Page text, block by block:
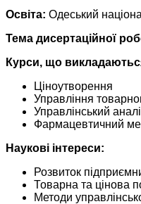
Освіта: Одеський
Тема дисертаційної
Курси, що
Ціноутворення
Управління
Управлінський
Фармацевтичний
Наукові інтереси:
Розвиток
Товарна та цінова
Методи